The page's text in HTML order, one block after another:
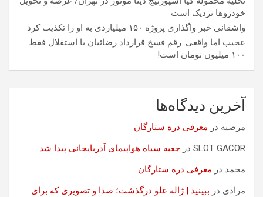
خودروها نزدیک است
واشقانی خبر واگذاری پروژه ۱۵۰ میلیاردی به او را تکذیب کرد
عجیب اما واقعی: رقم فسخ قرارداد رضائیان با استقلال فقط
۱۰۰ میلیون تومان است!
آخرین دیدگاه‌ها
مرضیه در معرفی دره ستارگان
SLOT GACOR در جعبه سیاه هواپیمای آذربایجانی پیدا شد
محمد در معرفی دره ستارگان
مرادی در ببینید | ژاله علو درگذشت؛ صدا و تصویری که برای